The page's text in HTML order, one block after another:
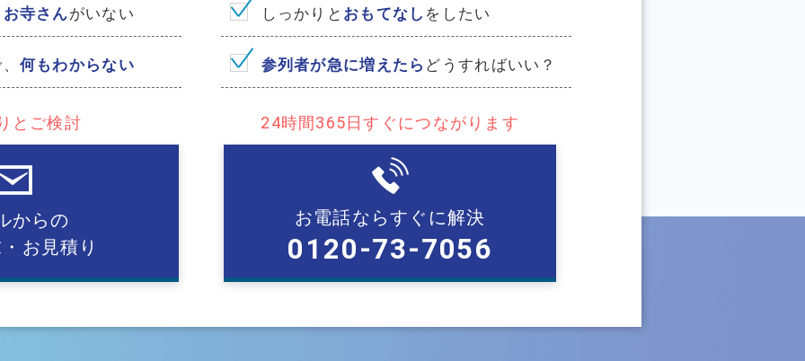
お寺さんがいない
何もわからない
しっかりと おもてなし をしたい
参列者が急に増えたら どうすればいい？
とご検討
からの
お見積り
24時間365⽇すぐにつながります
お電話ならすぐに解決
0120-73-7056